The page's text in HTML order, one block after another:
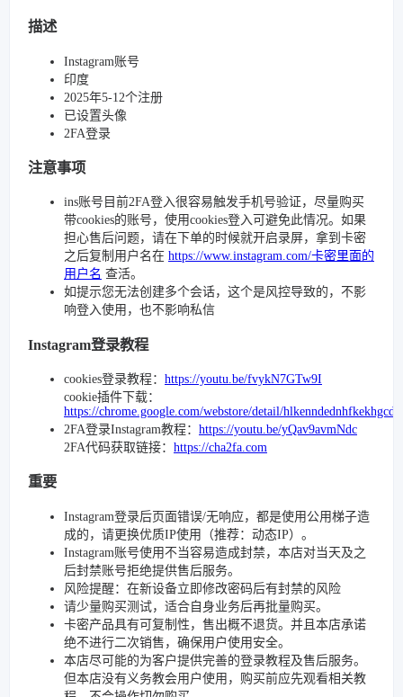
描述
Instagram账号
印度
2025年5-12个注册
已设置头像
2FA登录
注意事项
ins账号目前2FA登入很容易触发手机号验证，尽量购买
带cookies的账号，使用cookies登入可避免此情况。如果
担心售后问题，请在下单的时候就开启录屏，拿到卡密
之后复制用户名在 https://www.instagram.com/卡密里面的
用户名 查活。
如提示您无法创建多个会话，这个是风控导致的，不影
响登入使用，也不影响私信
Instagram登录教程
cookies登录教程： https://youtu.be/fvykN7GTw9I
cookie插件下载：
https://chrome.google.com/webstore/detail/
2FA登录Instagram教程： https://youtu.be/yQav9avmNdc
2FA代码获取链接： https://cha2fa.com
重要
Instagram登录后页面错误/无响应，都是使用公用梯子造
成的，请更换优质IP使用（推荐：动态IP）。
Instagram账号使用不当容易造成封禁，本店对当天及之
后封禁账号拒绝提供售后服务。
风险提醒：在新设备立即修改密码后有封禁的风险
请少量购买测试，适合自身业务后再批量购买。
卡密产品具有可复制性，售出概不退货。并且本店承诺
绝不进行二次销售，确保用户使用安全。
本店尽可能的为客户提供完善的登录教程及售后服务。
但本店没有义务教会用户使用，购买前应先观看相关教